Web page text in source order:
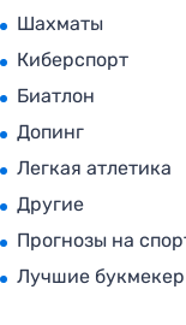
Шахматы
Киберспорт
Биатлон
Допинг
Легкая атлетика
Другие
Прогнозы на
Лучшие